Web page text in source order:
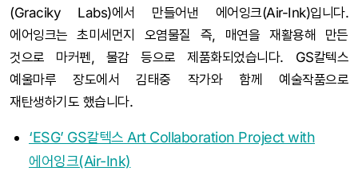
(Graciky Labs)에서 만들어낸 에어잉크(Air-Ink)입니다.
에어잉크는 초미세먼지 오염물질 즉, 매연을 재활용해 만든
것으로 마커펜, 물감 등으로 제품화되었습니다. GS칼텍스
예울마루 장도에서 김태중 작가와 함께 예술작품으로
재탄생하기도 했습니다.
‘ESG’ GS칼텍스 Art Collaboration Project with
에어잉크(Air-Ink)